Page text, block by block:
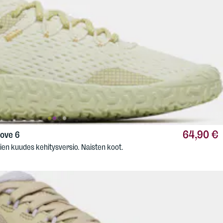
64,90 €
6
kuudes kehitysversio. Naisten koot.